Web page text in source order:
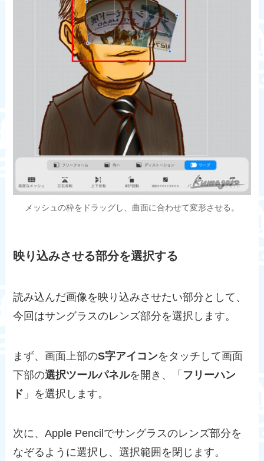
メッシュの枠をドラッグし、曲面に合わせて変形させる。
映り込みさせる部分を選択する
読み込んだ画像を映り込みさせたい部分として、
今回はサングラスのレンズ部分を選択します。
まず、画面上部のS字アイコンをタッチして画面
下部の選択ツールパネルを開き、「 フリーハン
ド 」を選択します。
次に、Apple Pencilでサングラスのレンズ部分を
なぞるように選択し、選択範囲を閉じます。